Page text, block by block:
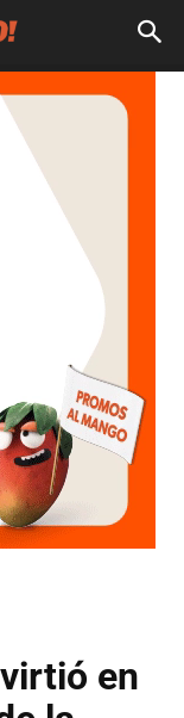
en